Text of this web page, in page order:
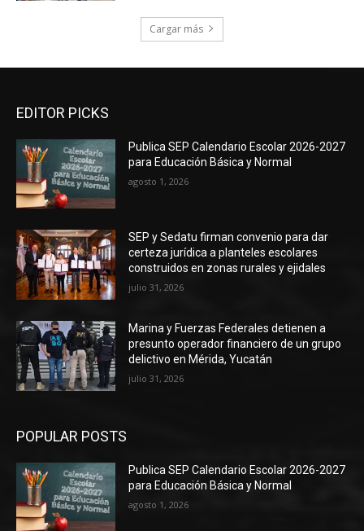
Cargar más
EDITOR PICKS
Publica SEP Calendario Escolar 2026-2027
para Educación Básica y Normal
agosto 1, 2026
SEP y Sedatu firman convenio para dar
certeza jurídica a planteles escolares
construidos en zonas rurales y ejidales
julio 31, 2026
Marina y Fuerzas Federales detienen a
presunto operador financiero de un grupo
delictivo en Mérida, Yucatán
julio 31, 2026
POPULAR POSTS
Publica SEP Calendario Escolar 2026-2027
para Educación Básica y Normal
agosto 1, 2026